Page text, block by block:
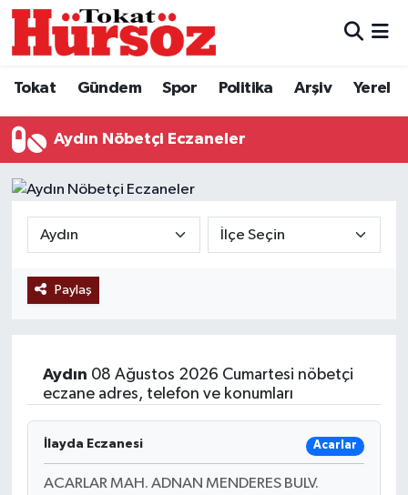
Tokat Gündem Spor Politika Arşiv Yerel
Aydın Nöbetçi Eczaneler
Paylaş
Aydın 08 Ağustos 2026 Cumartesi nöbetçi
eczane adres, telefon ve konumları
İlayda Eczanesi Acarlar
ACARLAR MAH. ADNAN MENDERES BULV.
Türkiye Gündemi
Gündem
Spor
Politika
Eğitim
Ekonomi
Sağlık
Hava Durumu
Tokat Namaz Vakitleri
Süper Lig Puan Durumu ve Fikstür
Tüm Manşetler
Haber Arşivi